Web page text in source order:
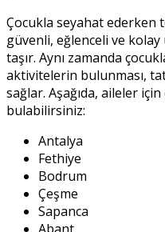
Çocukla seyahat ederken
güvenli, eğlenceli ve
taşır. Aynı zamanda
aktivitelerin bulunması,
sağlar. Aşağıda, aileler
bulabilirsiniz:
Antalya
Fethiye
Bodrum
Çeşme
Sapanca
Abant